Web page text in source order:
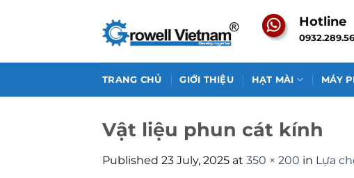
Hotline
TRANG CHỦ GIỚI THIỆU HẠT MÀI MÁY
Vật liệu phun cát kính
Published 23 July, 2025 at 350 × 200 in Lựa